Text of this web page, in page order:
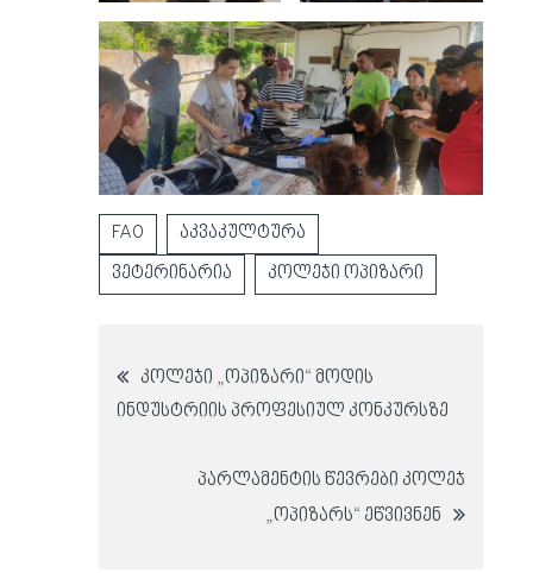
FAO
აკვაკულტურა
ვეტერინარია
კოლეჯი ოპიზარი
პოსტის
ნავიგაცია
კოლეჯი „ოპიზარი“ მოდის
ინდუსტრიის პროფესიულ კონკურსზე
პარლამენტის წევრები კოლეჯ
„ოპიზარს“ ეწვივნენ